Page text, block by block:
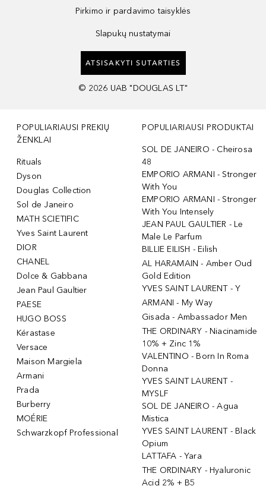
Pirkimo ir pardavimo taisyklės
Slapukų nustatymai
ATSISAKYTI SUTARTIES
© 2026 UAB "DOUGLAS LT"
POPULIARIAUSI PREKIŲ
ŽENKLAI
Rituals
Dyson
Douglas Collection
Sol de Janeiro
MATH SCIETIFIC
Yves Saint Laurent
DIOR
CHANEL
Dolce & Gabbana
Jean Paul Gaultier
PAESE
HUGO BOSS
Kérastase
Versace
Maison Margiela
Armani
Prada
Burberry
MOÉRIE
Schwarzkopf Professional
POPULIARIAUSI PRODUKTAI
SOL DE JANEIRO - Cheirosa
48
EMPORIO ARMANI - Stronger
With You
EMPORIO ARMANI - Stronger
With You Intensely
JEAN PAUL GAULTIER - Le
Male Le Parfum
BILLIE EILISH - Eilish
AL HARAMAIN - Amber Oud
Gold Edition
YVES SAINT LAURENT - Y
ARMANI - My Way
Gisada - Ambassador Men
THE ORDINARY - Niacinamide
10% + Zinc 1%
VALENTINO - Born In Roma
Donna
YVES SAINT LAURENT -
MYSLF
SOL DE JANEIRO - Agua
Mistica
YVES SAINT LAURENT - Black
Opium
LATTAFA - Yara
THE ORDINARY - Hyaluronic
Acid 2% + B5